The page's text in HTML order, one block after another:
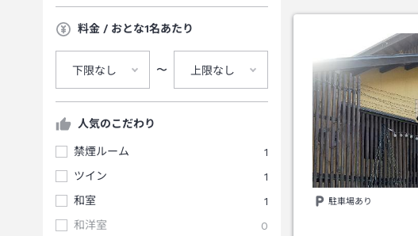
料金 / おとな1名あたり
下限なし 〜 上限なし
人気のこだわり
禁煙ルーム
1
ツイン
1
和室
1
和洋室
0
駐車場あり